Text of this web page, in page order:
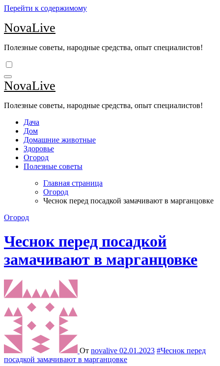
Перейти к содержимому
NovaLive
Полезные советы, народные средства, опыт специалистов!
NovaLive
Полезные советы, народные средства, опыт специалистов!
Дача
Дом
Домашние животные
Здоровье
Огород
Полезные советы
Главная страница
Огород
Чеснок перед посадкой замачивают в марганцовке
Огород
Чеснок перед посадкой
замачивают в марганцовке
От novalive 02.01.2023 #Чеснок перед
посадкой замачивают в марганцовке